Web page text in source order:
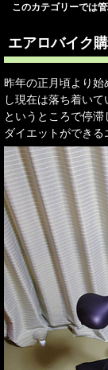
このカテゴリーでは
エアロバイク
昨年の正月頃より始
し現在は落ち着い
というところで停
ダイエットができる